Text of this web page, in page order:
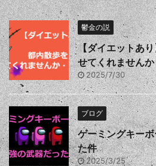
鬱金の説
【ダイエットあ
せてくれません
2025/7/30
ブログ
ゲーミングキー
た件
2025/3/25